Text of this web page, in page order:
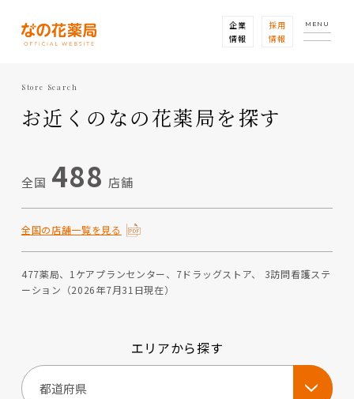
企業
情報
採用
情報
MENU
Store Search
お近くのなの花薬局を探す
全国 488 店舗
全国の店舗一覧を見る
477薬局、1ケアプランセンター、7ドラッグストア、 3訪問看護ステ
ーション（2026年7月31日現在）
エリアから探す